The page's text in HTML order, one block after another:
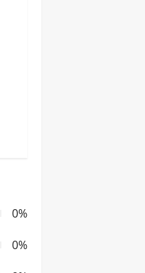
0%
0%